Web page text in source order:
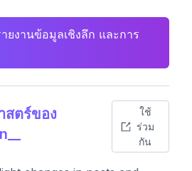
ยงานข้อมูลเชิงลึก และการ
สตร์ของ
ใช้
ร่วม
กัน